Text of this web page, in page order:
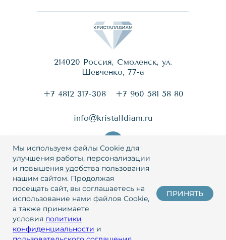
info@kristalldiam.ru
214020 Россия, Смоленск, ул.
Шевченко, 77-a
+7 4812 317-308 +7 960 581 58 80
Разработкаи маркетинг
Пользовательское соглашение
Политика конфиденциальности
© 2026 Кристаллдиам
Мы используем файлы Cookie для
улучшения работы, персонализации
и повышения удобства пользования
нашим сайтом. Продолжая
посещать сайт, вы соглашаетесь на
использование нами файлов Cookie,
а также принимаете
условия политики
конфиденциальности и
ПРИНЯТЬ